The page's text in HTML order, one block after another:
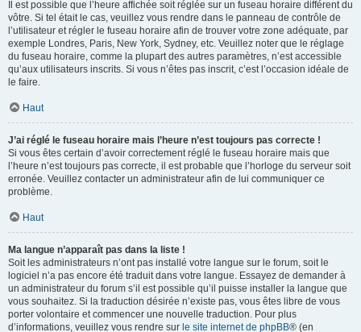
Il est possible que l’heure affichée soit réglée sur un fuseau horaire différent du
vôtre. Si tel était le cas, veuillez vous rendre dans le panneau de contrôle de
l’utilisateur et régler le fuseau horaire afin de trouver votre zone adéquate, par
exemple Londres, Paris, New York, Sydney, etc. Veuillez noter que le réglage
du fuseau horaire, comme la plupart des autres paramètres, n’est accessible
qu’aux utilisateurs inscrits. Si vous n’êtes pas inscrit, c’est l’occasion idéale de
le faire.
Haut
J’ai réglé le fuseau horaire mais l’heure n’est toujours pas correcte !
Si vous êtes certain d’avoir correctement réglé le fuseau horaire mais que
l’heure n’est toujours pas correcte, il est probable que l’horloge du serveur soit
erronée. Veuillez contacter un administrateur afin de lui communiquer ce
problème.
Haut
Ma langue n’apparaît pas dans la liste !
Soit les administrateurs n’ont pas installé votre langue sur le forum, soit le
logiciel n’a pas encore été traduit dans votre langue. Essayez de demander à
un administrateur du forum s’il est possible qu’il puisse installer la langue que
vous souhaitez. Si la traduction désirée n’existe pas, vous êtes libre de vous
porter volontaire et commencer une nouvelle traduction. Pour plus
d’informations, veuillez vous rendre sur le site internet de phpBB® (en